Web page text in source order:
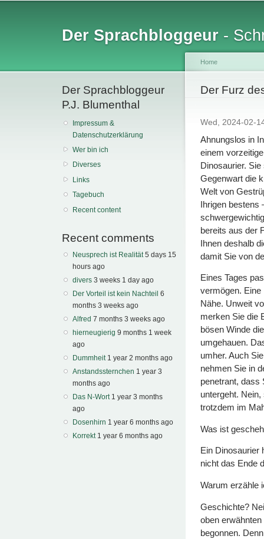
Der Sprachbloggeur -
Der Sprachbloggeur
P.J. Blumenthal
Impressum &
Datenschutzerklärung
Wer bin ich
Diverses
Links
Tagebuch
Recent content
Recent comments
Neusprech ist Realität 5 days 15
hours ago
divers 3 weeks 1 day ago
Der Vorteil ist kein Nachteil 6
months 3 weeks ago
Alfred 7 months 3 weeks ago
hierneugierig 9 months 1 week
ago
Dummheit 1 year 2 months ago
Anstandssternchen 1 year 3
months ago
Das N-Wort 1 year 3 months
ago
Dosenhirn 1 year 6 months ago
Korrekt 1 year 6 months ago
You are
Home
Der Furz
Wed, 2024-02-
Ahnungslos in
einem
Dinosaurier.
Gegenwart die
Welt von
Ihrigen bestens
bereits aus der
Ihnen deshalb
damit Sie von
Eines Tages
vermögen. Eine
Nähe. Unweit
merken Sie die
bösen Winde
umgehauen.
umher. Auch
nehmen Sie in
penetrant, dass
untergeht.
trotzdem im
Was ist
Ein Dinosaurier
nicht das Ende
Warum erzähle
Geschichte?
oben
begonnen.